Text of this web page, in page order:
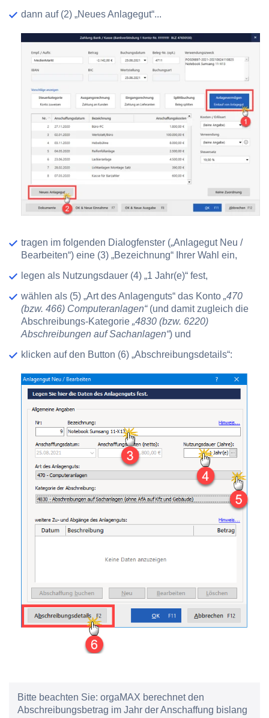
dann auf (2) „Neues Anlagegut“...
tragen im folgenden Dialogfenster („Anlagegut Neu /
Bearbeiten“) eine (3) „Bezeichnung“ Ihrer Wahl ein,
legen als Nutzungsdauer (4) „1 Jahr(e)“ fest,
wählen als (5) „Art des Anlagenguts“ das Konto „470
(bzw. 466) Computeranlagen“(und damit zugleich die
Abschreibungs-Kategorie „4830 (bzw. 6220)
Abschreibungen auf Sachanlagen“) und
klicken auf den Button (6) „Abschreibungsdetails“:
Bitte beachten Sie: orgaMAX berechnet den
Abschreibungsbetrag im Jahr der Anschaffung bislang